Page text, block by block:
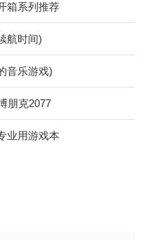
箱系列推荐
航时间)
音乐游戏)
朋克2077
业用游戏本